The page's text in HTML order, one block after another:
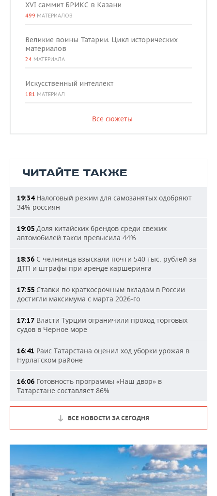
XVI саммит БРИКС в Казани
499 МАТЕРИАЛОВ
Великие воины Татарии. Цикл исторических
материалов
24 МАТЕРИАЛА
Искусственный интеллект
181 МАТЕРИАЛ
Все сюжеты
ЧИТАЙТЕ ТАКЖЕ
19:34Налоговый режим для самозанятых одобряют
34% россиян
19:05 Доля китайских брендов среди свежих
автомобилей такси превысила 44%
18:36 С челнинца взыскали почти 540 тыс. рублей за
ДТП и штрафы при аренде каршеринга
17:55 Ставки по краткосрочным вкладам в России
достигли максимума с марта 2026-го
17:17 Власти Турции ограничили проход торговых
судов в Черное море
16:41 Раис Татарстана оценил ход уборки урожая в
Нурлатском районе
16:06 Готовность программы «Наш двор» в
Татарстане составляет 86%
ВСЕ НОВОСТИ ЗА СЕГОДНЯ